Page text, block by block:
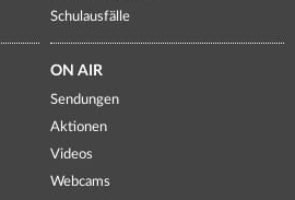
Schulausfälle
ON AIR
Sendungen
Aktionen
Videos
Webcams